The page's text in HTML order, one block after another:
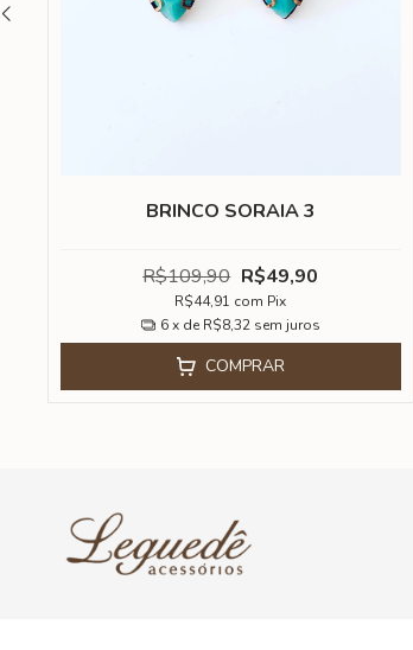
BRINCO SORAIA 3
R$109,90 R$49,90
R$44,91 com Pix
6 x de R$8,32 sem juros
COMPRAR